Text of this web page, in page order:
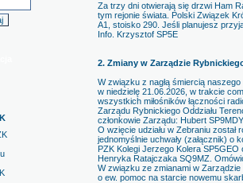
Za trzy dni otwierają się drzwi Ham
tym rejonie świata. Polski Związek
A1, stoisko 290. Jeśli planujesz
Info. Krzysztof SP5E
2. Zmiany w Zarządzie
W związku z nagłą śmiercią
w niedzielę 21.06.2026, w trakcie
wszystkich miłośników łączności
Zarządu Rybnickiego Oddziału
członkowie Zarządu: Hubert
O wzięcie udziału w Zebraniu
jednomyślnie uchwały (załącznik) o
PZK Kolegi Jerzego Kolera
Henryka Ratajczaka SQ9MZ.
W związku ze zmianami w
o ew. pomoc na starcie nowemu